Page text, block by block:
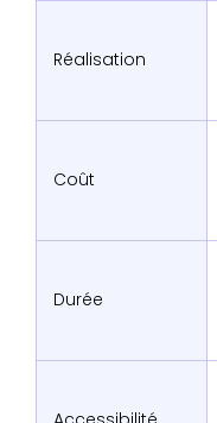
Réalisation
Coût
Durée